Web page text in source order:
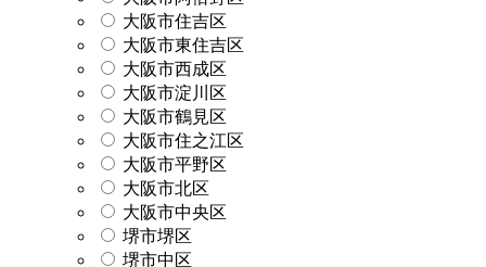
大阪市住吉区
大阪市東住吉区
大阪市西成区
大阪市淀川区
大阪市鶴見区
大阪市住之江区
大阪市平野区
大阪市北区
大阪市中央区
堺市堺区
堺市中区